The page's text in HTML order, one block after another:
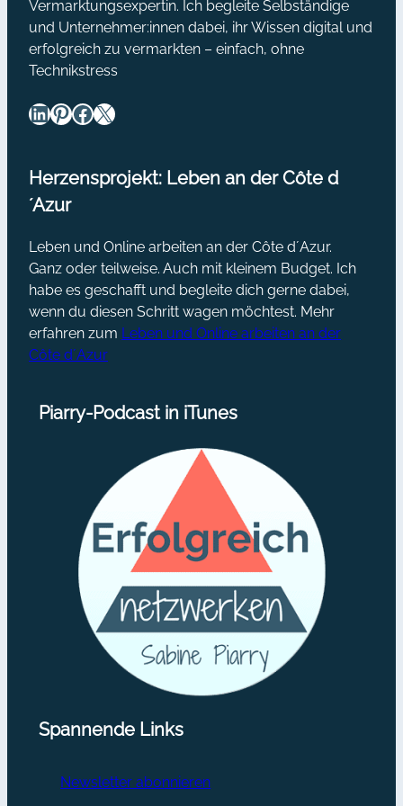
Vermarktungsexpertin. Ich begleite Selbständige
und Unternehmer:innen dabei, ihr Wissen digital und
erfolgreich zu vermarkten – einfach, ohne
Technikstress
LinkedIn Pinterest Facebook X
Herzensprojekt: Leben an der Côte d
´Azur
Leben und Online arbeiten an der Côte d´Azur.
Ganz oder teilweise. Auch mit kleinem Budget. Ich
habe es geschafft und begleite dich gerne dabei,
wenn du diesen Schritt wagen möchtest. Mehr
erfahren zum Leben und Online arbeiten an der
Côte d´Azur
Piarry-Podcast in iTunes
Spannende Links
Newsletter abonnieren